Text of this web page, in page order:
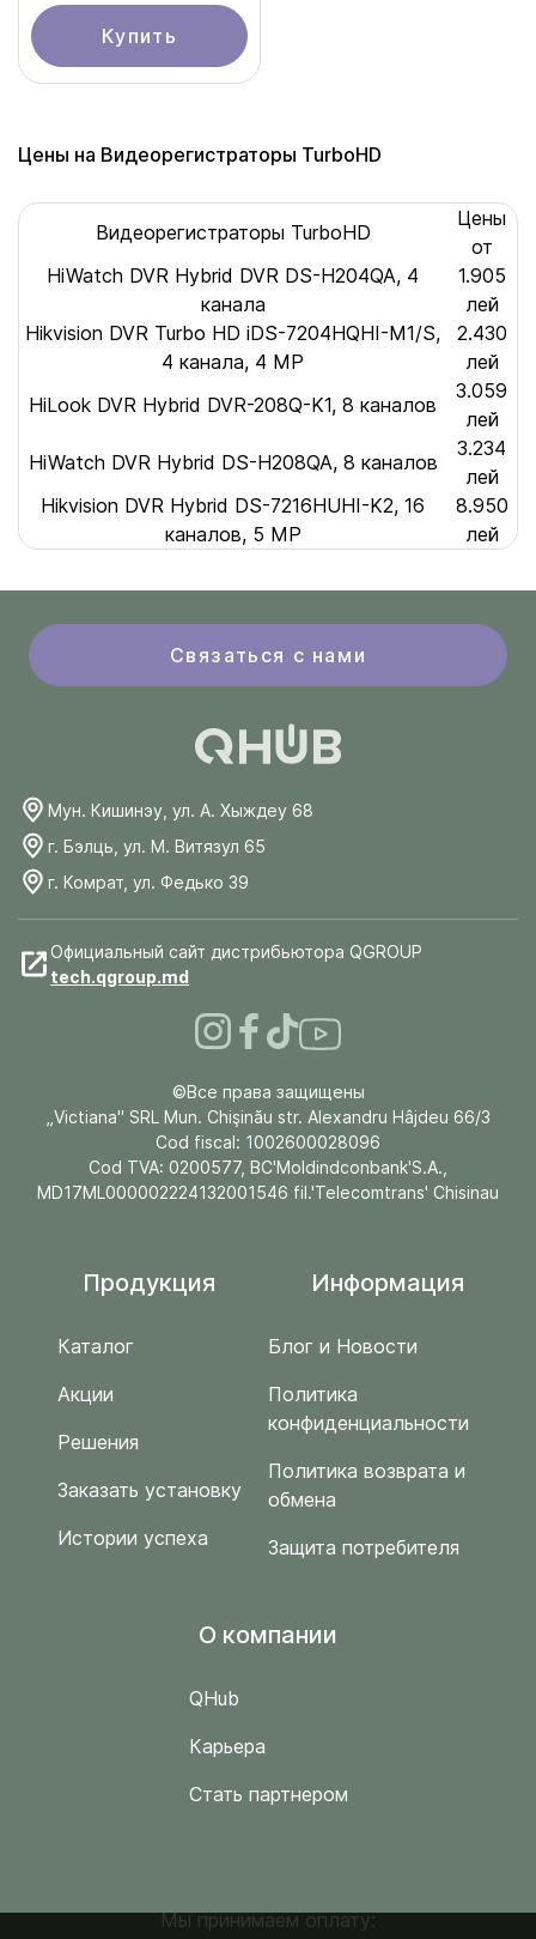
Купить
Цены на Видеорегистраторы TurboHD
Видеорегистраторы TurboHD
Цены
от
HiWatch DVR Hybrid DVR DS-H204QA, 4
канала
1.905
лей
Hikvision DVR Turbo HD iDS-7204HQHI-M1/S,
4 канала, 4 MP
2.430
лей
HiLook DVR Hybrid DVR-208Q-K1, 8 каналов
3.059
лей
HiWatch DVR Hybrid DS-H208QA, 8 каналов
3.234
лей
Hikvision DVR Hybrid DS-7216HUHI-K2, 16
каналов, 5 MP
8.950
лей
Связаться с нами
Мун. Кишинэу, ул. А. Хыждеу 68
г. Бэлць, ул. М. Витязул 65
г. Комрат, ул. Федько 39
Официальный сайт дистрибьютора QGROUP
tech.qgroup.md
©Все права защищены
„Victiana" SRL Mun. Chişinău str. Alexandru Hâjdeu 66/3
Cod fiscal: 1002600028096
Cod TVA: 0200577, BC'Moldindconbank'S.A.,
MD17ML000002224132001546 fil.'Telecomtrans' Chisinau
Продукция
Каталог
Акции
Решения
Заказать установку
Истории успеха
Информация
Блог и Новости
Политика
конфиденциальности
Политика возврата и
обмена
Защита потребителя
O компании
QHub
Карьера
Стать партнером
Мы принимаем оплату: